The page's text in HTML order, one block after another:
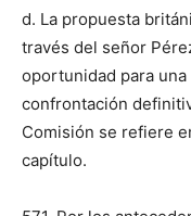
d. La propuesta
través del señor
oportunidad para
confrontación
Comisión se refiere
capítulo.